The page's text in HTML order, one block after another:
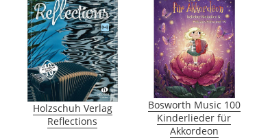
Holzschuh Verlag
Reflections
Bosworth Music 100
Kinderlieder für
Akkordeon